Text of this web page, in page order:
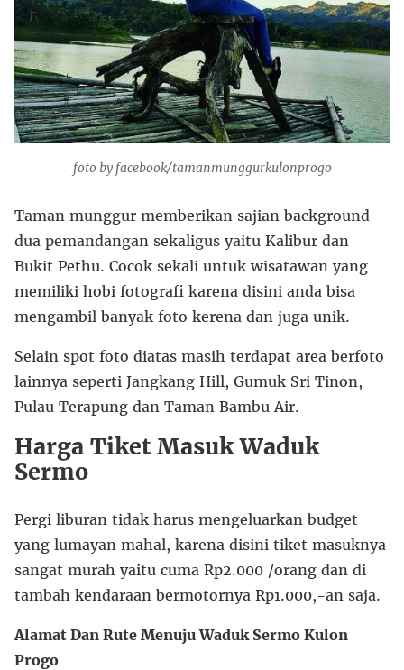
foto by facebook/tamanmunggurkulonprogo
Taman munggur memberikan sajian background
dua pemandangan sekaligus yaitu Kalibur dan
Bukit Pethu. Cocok sekali untuk wisatawan yang
memiliki hobi fotografi karena disini anda bisa
mengambil banyak foto kerena dan juga unik.
Selain spot foto diatas masih terdapat area berfoto
lainnya seperti Jangkang Hill, Gumuk Sri Tinon,
Pulau Terapung dan Taman Bambu Air.
Harga Tiket Masuk Waduk
Sermo
Pergi liburan tidak harus mengeluarkan budget
yang lumayan mahal, karena disini tiket masuknya
sangat murah yaitu cuma Rp2.000 /orang dan di
tambah kendaraan bermotornya Rp1.000,-an saja.
Alamat Dan Rute Menuju Waduk Sermo Kulon
Progo